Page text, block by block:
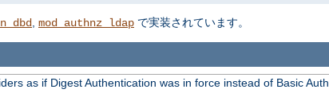
mod_authnz_ldap で実装されています。
as if Digest Authentication was in force instead of Basic